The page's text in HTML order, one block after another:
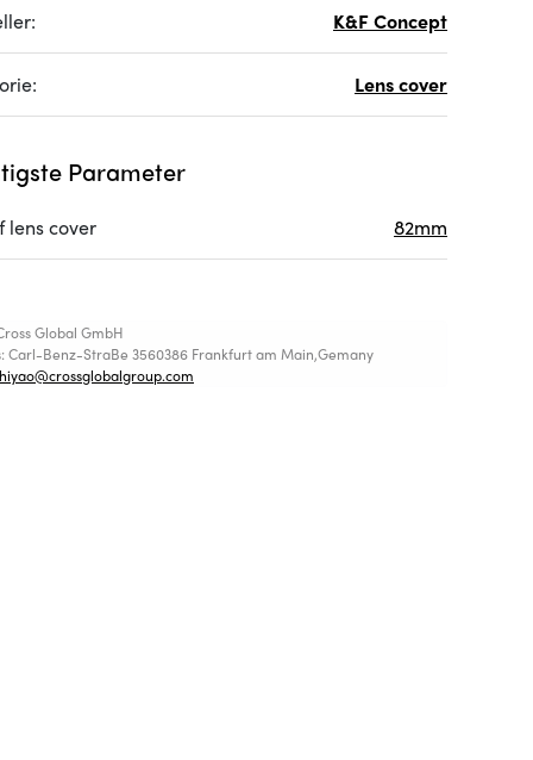
K&F Concept
Lens cover
Parameter
lens cover 82mm
Global GmbH
Carl-Benz-StraBe 3560386 Frankfurt am Main,Gemany